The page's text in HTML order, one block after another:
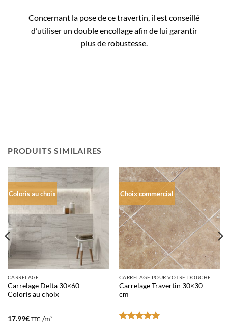
Concernant la pose de ce travertin, il est conseillé
d’utiliser un double encollage afin de lui garantir
plus de robustesse.
PRODUITS SIMILAIRES
Coloris au choix
CARRELAGE
Carrelage Delta 30×60
Coloris au choix
17.99€ TTC /m²
Choix commercial
CARRELAGE POUR VOTRE DOUCHE
Carrelage Travertin 30×30
cm